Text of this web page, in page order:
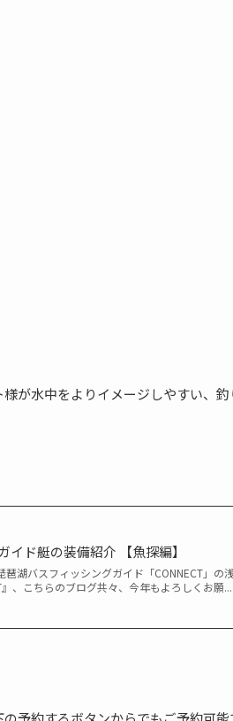
が水中をよりイメージしやすい、
イド艇の装備紹介 【魚探編】
琶湖バスフィッシングガイド「CONNECT」の
』、こちらのブログ共々、今年もよろしくお願...